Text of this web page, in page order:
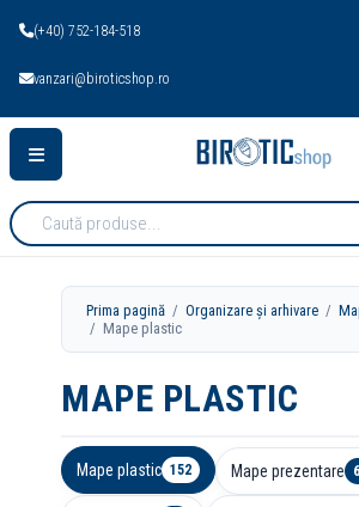
(+40) 752-184-518
vanzari@biroticshop.ro
Cauta
produse:
Prima pagină /Organizare și arhivare /
/ Mape plastic
MAPE PLASTIC
Mape plastic 152 Mape prezentare